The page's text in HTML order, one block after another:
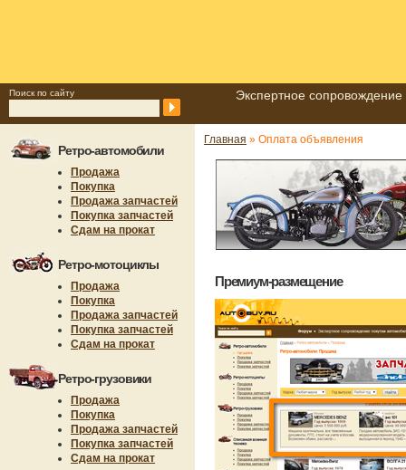
Поиск по сайту Экспертное
Ретро-автомобили
Продажа
Покупка
Продажа запчастей
Покупка запчастей
Сдам на прокат
Ретро-мотоциклы
Продажа
Покупка
Продажа запчастей
Покупка запчастей
Сдам на прокат
Ретро-грузовики
Продажа
Покупка
Продажа запчастей
Покупка запчастей
Сдам на прокат
Главная » Оплата объявления
Премиум-размещение